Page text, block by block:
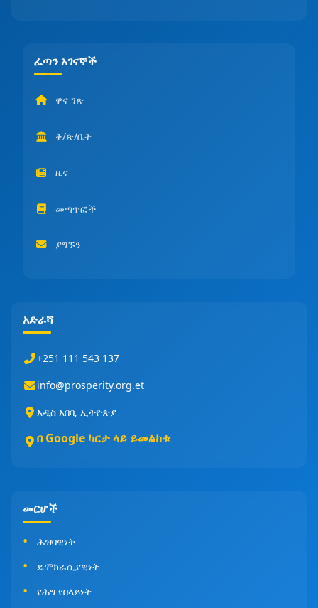
ፈጣን አገናኞች
ዋና ገጽ
ቅ/ጽ/ቤት
ዜና
መጣጥፎች
ያግኙን
አድራሻ
+251 111 543 137
info@prosperity.org.et
አዲስ አበባ, ኢትዮጵያ
በ Google ካርታ ላይ ይመልከቱ
መርሆች
ሕዝባዊነት
ዴሞክራሲያዊነት
የሕግ የበላይነት